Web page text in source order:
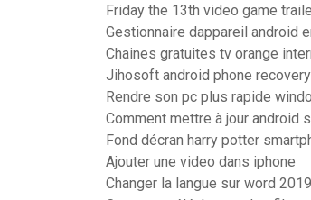
Friday the 13th video game
Gestionnaire dappareil android
Chaines gratuites tv orange
Jihosoft android phone
Rendre son pc plus rapide
Comment mettre à jour android
Fond décran harry potter
Ajouter une video dans iphone
Changer la langue sur word 2019